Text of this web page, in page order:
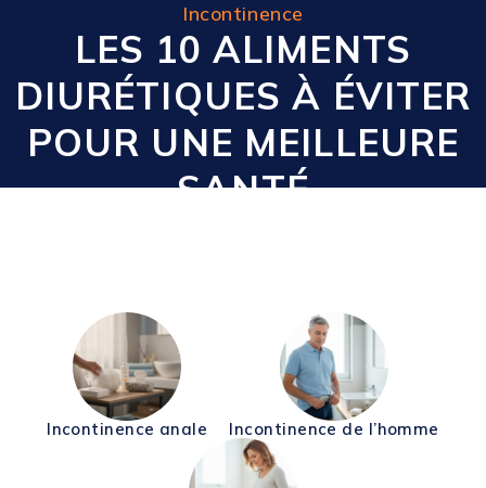
Incontinence
LES 10 ALIMENTS
DIURÉTIQUES À ÉVITER
POUR UNE MEILLEURE
SANTÉ
Incontinence anale Incontinence de l’homme